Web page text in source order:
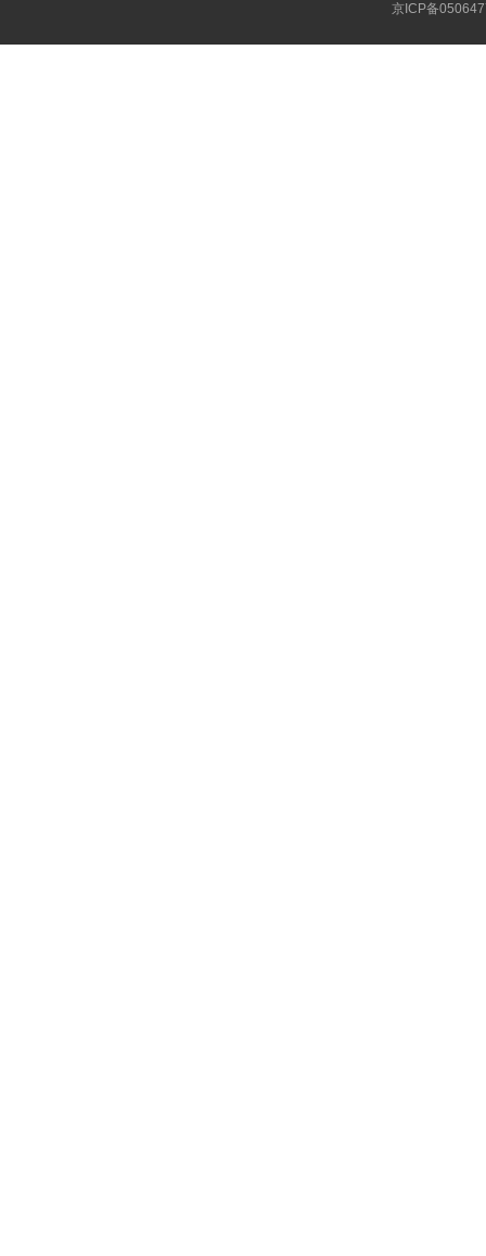
京ICP备